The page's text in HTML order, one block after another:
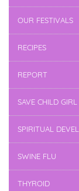
OUR FESTIVALS
RECIPES
REPORT
SAVE CHILD GIRL
SPIRITUAL
SWINE FLU
THYROID